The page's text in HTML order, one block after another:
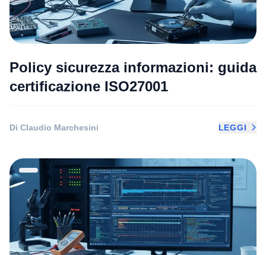
Policy sicurezza informazioni: guida
certificazione ISO27001
Di Claudio Marchesini LEGGI